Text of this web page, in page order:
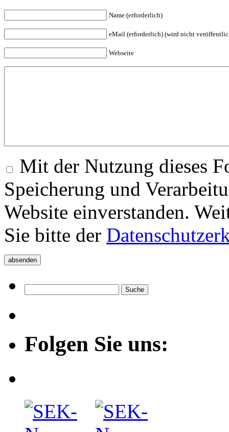
Name (erforderlich)
eMail (erforderlich) (wird nicht
Webseite
Mit der Nutzung dieses
Speicherung und
Website einverstanden.
Sie bitte der
Folgen Sie uns: